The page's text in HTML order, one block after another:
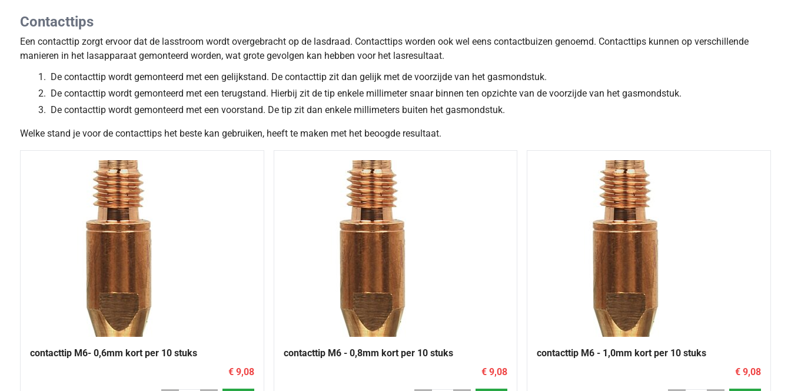
Contacttips
Een contacttip zorgt ervoor dat de lasstroom wordt overgebracht op de lasdraad. Contacttips worden ook wel eens contactbuizen genoemd. Contacttips kunnen op verschillende
manieren in het lasapparaat gemonteerd worden, wat grote gevolgen kan hebben voor het lasresultaat.
De contacttip wordt gemonteerd met een gelijkstand. De contacttip zit dan gelijk met de voorzijde van het gasmondstuk.
De contacttip wordt gemonteerd met een terugstand. Hierbij zit de tip enkele millimeter snaar binnen ten opzichte van de voorzijde van het gasmondstuk.
De contacttip wordt gemonteerd met een voorstand. De tip zit dan enkele millimeters buiten het gasmondstuk.
Welke stand je voor de contacttips het beste kan gebruiken, heeft te maken met het beoogde resultaat.
contacttip M6- 0,6mm kort per 10 stuks
€ 9,08
contacttip M6 - 0,8mm kort per 10 stuks
€ 9,08
contacttip M6 - 1,0mm kort per 10 stuks
€ 9,08